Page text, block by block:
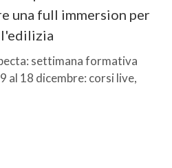
una full immersion per
settimana formativa
al 18 dicembre: corsi live,